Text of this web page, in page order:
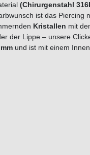
(Chirurgenstahl
ist das Piercing
Kristallen mit
der Lippe – unsere
und ist mit einem